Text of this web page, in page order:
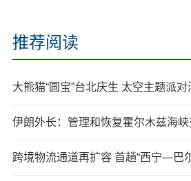
推荐阅读
大熊猫“圆宝”台北庆生 太空主题派对
伊朗外长：管理和恢复霍尔木兹海
跨境物流通道再扩容 首趟“西宁—巴